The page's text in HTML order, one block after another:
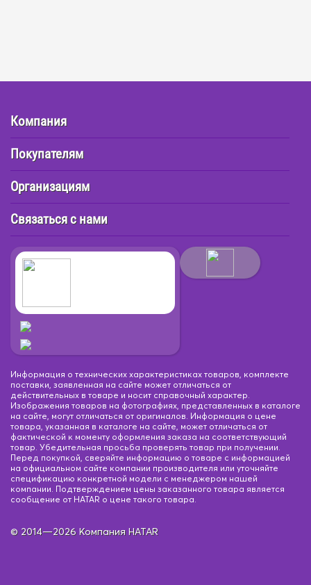
Компания
Покупателям
Организациям
Связаться с нами
Информация о технических характеристиках товаров, комплекте
поставки, заявленная на сайте может отличаться от
действительных в товаре и носит справочный характер.
Изображения товаров на фотографиях, представленных в каталоге
на сайте, могут отличаться от оригиналов. Информация о цене
товара, указанная в каталоге на сайте, может отличаться от
фактической к моменту оформления заказа на соответствующий
товар. Убедительная просьба проверять товар при получении.
Перед покупкой, сверяйте информацию о товаре с информацией
на официальном сайте компании производителя или уточняйте
спецификацию конкретной модели с менеджером нашей
компании. Подтверждением цены заказанного товара является
сообщение от HATAR о цене такого товара.
© 2014—2026 Компания HATAR